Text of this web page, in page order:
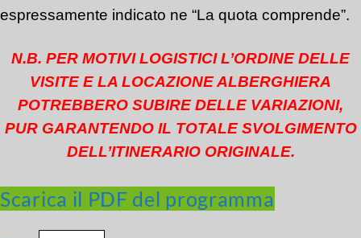
espressamente indicato ne “La quota comprende”.
N.B. PER MOTIVI LOGISTICI L’ORDINE DELLE
VISITE E LA LOCAZIONE ALBERGHIERA
POTREBBERO SUBIRE DELLE VARIAZIONI,
PUR GARANTENDO IL TOTALE SVOLGIMENTO
DELL’ITINERARIO ORIGINALE.
Scarica il PDF del programma